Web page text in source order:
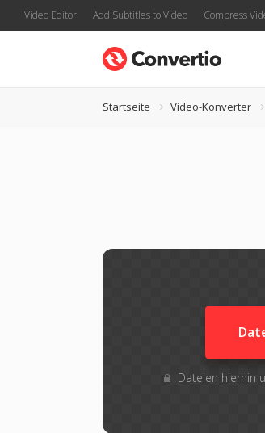
Video Editor Add Subtitles to Video Compress
Startseite Video-Konverter
Dateien hierhin